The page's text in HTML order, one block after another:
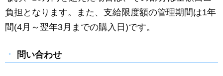
k
負担となります。また、支給限度額の管理期間は1年
間(4月～翌年3月までの購入日)です。
問い合わせ